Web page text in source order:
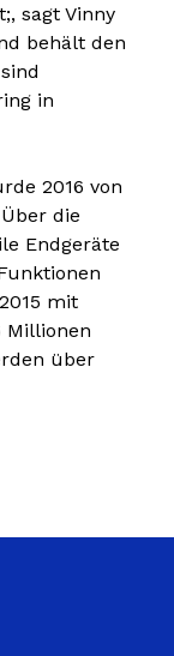
sagt Vinny
behält den
in
2016 von
die
Endgeräte
mit
Millionen
über